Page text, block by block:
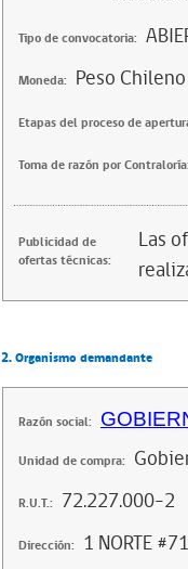
Tipo de convocatoria:
Moneda: Peso Chileno
Etapas del proceso de
Toma de razón por Contraloría:
Publicidad de
ofertas técnicas:
Las
2. Organismo demandante
Razón social:
Unidad de compra:
R.U.T.: 72.227.000-2
Dirección: 1 NORTE